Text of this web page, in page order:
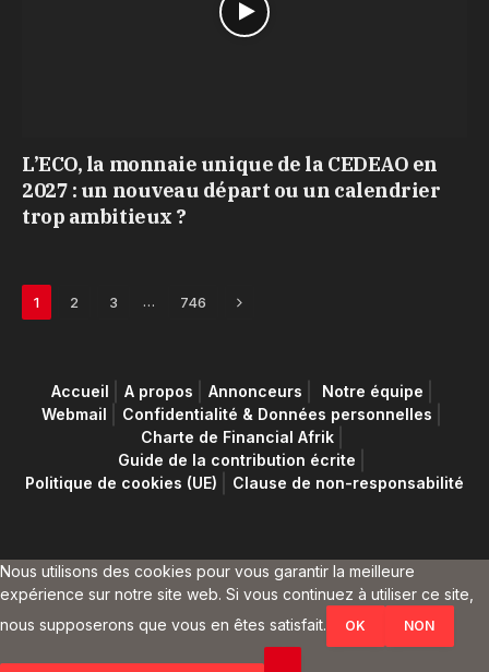
L’ECO, la monnaie unique de la CEDEAO en
2027 : un nouveau départ ou un calendrier
trop ambitieux ?
1 2 3 … 746 Next
Accueil A propos Annonceurs
Notre équipe
Webmail
Confidentialité & Données personnelles
Charte de Financial Afrik
Guide de la contribution écrite
Politique de cookies (UE)
Clause de non-responsabilité
Nous utilisons des cookies pour vous garantir la meilleure
expérience sur notre site web. Si vous continuez à utiliser ce site,
nous supposerons que vous en êtes satisfait.
OK NON